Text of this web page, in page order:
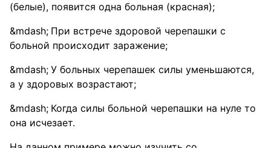
(белые), появится одна больная (красная);
При встрече здоровой черепашки с
больной происходит заражение;
У больных черепашек силы уменьшаются,
а у здоровых возрастают;
Когда силы больной черепашки на нуле то
она исчезает.